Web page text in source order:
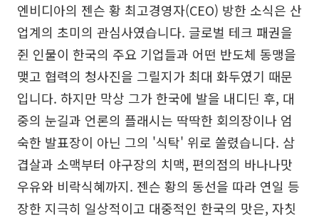
엔비디아의 젠슨 황 최고경영자(CEO) 방한 소식은 산
업계의 초미의 관심사였습니다. 글로벌 테크 패권을
쥔 인물이 한국의 주요 기업들과 어떤 반도체 동맹을
맺고 협력의 청사진을 그릴지가 최대 화두였기 때문
입니다. 하지만 막상 그가 한국에 발을 내디딘 후, 대
중의 눈길과 언론의 플래시는 딱딱한 회의장이나 엄
숙한 발표장이 아닌 그의 '식탁' 위로 쏠렸습니다. 삼
겹살과 소맥부터 야구장의 치맥, 편의점의 바나나맛
우유와 비락식혜까지. 젠슨 황의 동선을 따라 연일 등
장한 지극히 일상적이고 대중적인 한국의 맛은, 자칫